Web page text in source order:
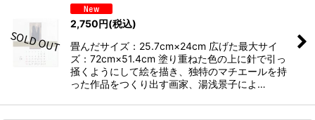
2,750円(税込)
畳んだサイズ：25.7cm×24cm 広げた最大サイ
ズ：72cm×51.4cm 塗り重ねた色の上に針で引っ
掻くようにして絵を描き、独特のマチエールを持
った作品をつくり出す画家、湯浅景子によ…